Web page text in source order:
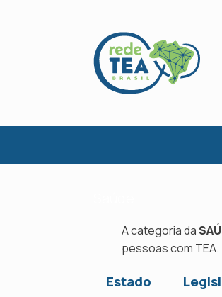
A categoria da
pessoas com TEA.
Estado